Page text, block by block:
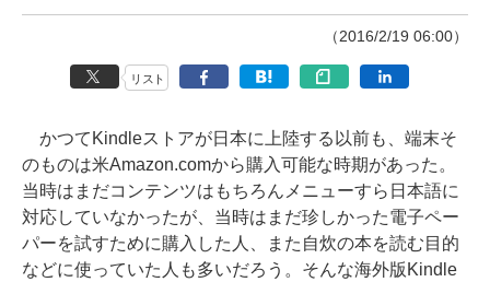
（2016/2/19 06:00）
リスト
かつてKindleストアが日本に上陸する以前も、端末そ
のものは米Amazon.comから購入可能な時期があった。
当時はまだコンテンツはもちろんメニューすら日本語に
対応していなかったが、当時はまだ珍しかった電子ペー
パーを試すために購入した人、また自炊の本を読む目的
などに使っていた人も多いだろう。そんな海外版Kindle